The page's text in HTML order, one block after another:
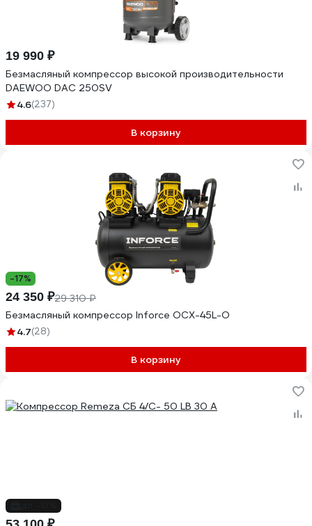
19 990 ₽
Безмасляный компрессор высокой производительности
DAEWOO DAC 250SV
4.6(237)
В корзину
-17%
24 350 ₽29 310 ₽
Безмасляный компрессор Inforce OCX-45L-O
4.7(28)
В корзину